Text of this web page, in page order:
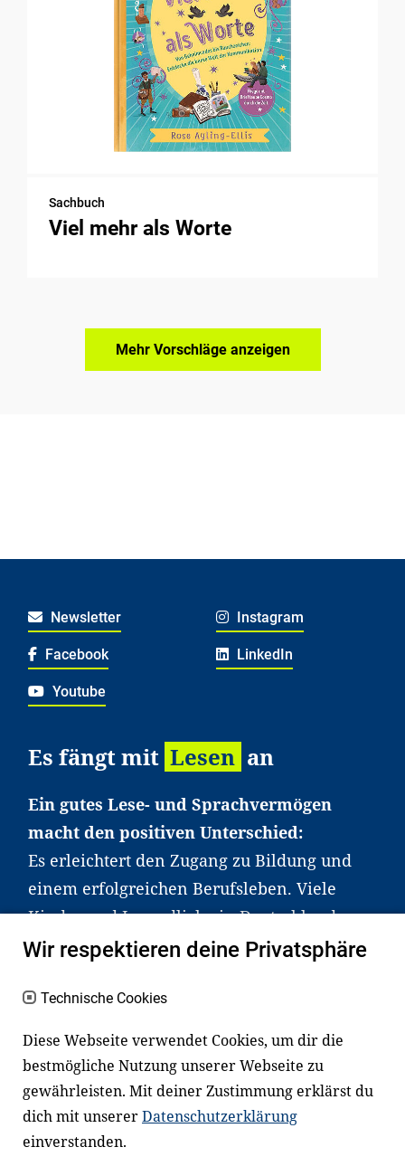
Sachbuch
Viel mehr als Worte
Mehr Vorschläge anzeigen
Newsletter Instagram
Facebook LinkedIn
Youtube
Es fängt mit Lesen an
Ein gutes Lese- und Sprachvermögen
macht den positiven Unterschied:
Es erleichtert den Zugang zu Bildung und
einem erfolgreichen Berufsleben. Viele
Kinder und Jugendliche in Deutschland
haben aber große Schwierigkeiten dabei.
an Familien sowie an Erzieher*innen,
Lehrer*innen und andere
Fachexpert*innen. Dafür arbeiten wir eng
mit Ministerien, wissenschaftlichen
Einrichtungen, Verbänden, Unternehmen
und anderen Stiftungen zusammen.
Wir respektieren deine Privatsphäre
Technische Cookies
Diese Webseite verwendet Cookies, um dir die
bestmögliche Nutzung unserer Webseite zu
gewährleisten. Mit deiner Zustimmung erklärst du
dich mit unsererDatenschutzerklärung
einverstanden.